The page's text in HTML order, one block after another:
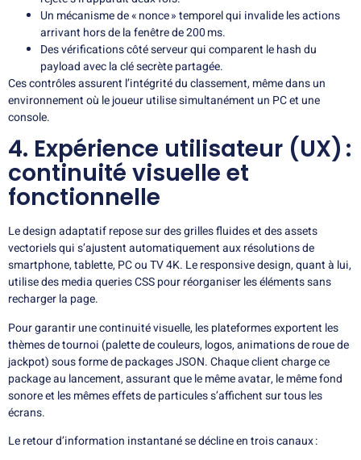
Un mécanisme de « nonce » temporel qui invalide les actions
arrivant hors de la fenêtre de 200 ms.
Des vérifications côté serveur qui comparent le hash du
payload avec la clé secrète partagée.
Ces contrôles assurent l’intégrité du classement, même dans un
environnement où le joueur utilise simultanément un PC et une
console.
4. Expérience utilisateur (UX) :
continuité visuelle et
fonctionnelle
Le design adaptatif repose sur des grilles fluides et des assets
vectoriels qui s’ajustent automatiquement aux résolutions de
smartphone, tablette, PC ou TV 4K. Le responsive design, quant à lui,
utilise des media queries CSS pour réorganiser les éléments sans
recharger la page.
Pour garantir une continuité visuelle, les plateformes exportent les
thèmes de tournoi (palette de couleurs, logos, animations de roue de
jackpot) sous forme de packages JSON. Chaque client charge ce
package au lancement, assurant que le même avatar, le même fond
sonore et les mêmes effets de particules s’affichent sur tous les
écrans.
Le retour d’information instantané se décline en trois canaux :